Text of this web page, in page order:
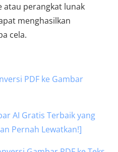
perangkat lunak
menghasilkan
cela.
PDF ke Gambar
AI Gratis Terbaik yang
Pernah Lewatkan!]